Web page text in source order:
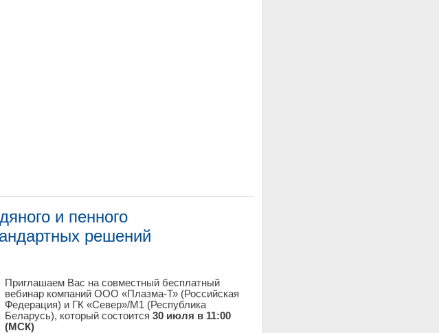
и пенного
решений
Приглашаем Вас на совместный бесплатный
вебинар компаний ООО «Плазма-Т» (Российская
Федерация) и ГК «Север»/М1 (Республика
Беларусь), который состоится 30 июля в 11:00
(МСК)